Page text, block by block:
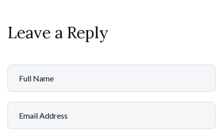
Leave a Reply